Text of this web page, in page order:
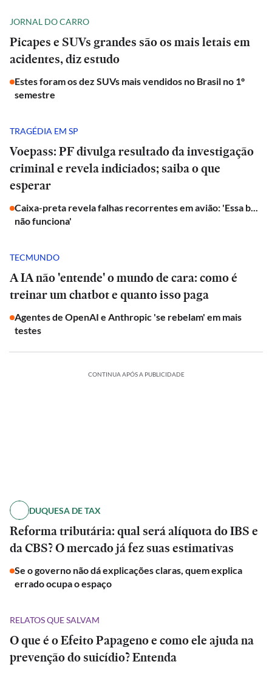
JORNAL DO CARRO
Picapes e SUVs grandes são os mais letais em
acidentes, diz estudo
Estes foram os dez SUVs mais vendidos no Brasil no 1º
semestre
TRAGÉDIA EM SP
Voepass: PF divulga resultado da investigação
criminal e revela indiciados; saiba o que
esperar
Caixa-preta revela falhas recorrentes em avião: 'Essa b...
não funciona'
TECMUNDO
A IA não 'entende' o mundo de cara: como é
treinar um chatbot e quanto isso paga
Agentes de OpenAI e Anthropic 'se rebelam' em mais
testes
CONTINUA APÓS A PUBLICIDADE
DUQUESA DE TAX
Reforma tributária: qual será alíquota do IBS e
da CBS? O mercado já fez suas estimativas
Se o governo não dá explicações claras, quem explica
errado ocupa o espaço
RELATOS QUE SALVAM
O que é o Efeito Papageno e como ele ajuda na
prevenção do suicídio? Entenda